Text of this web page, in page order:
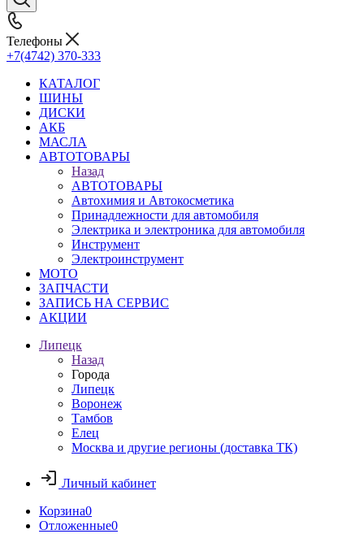
Телефоны
+7(4742) 370-333
КАТАЛОГ
ШИНЫ
ДИСКИ
АКБ
МАСЛА
АВТОТОВАРЫ
Назад
АВТОТОВАРЫ
Автохимия и Автокосметика
Принадлежности для автомобиля
Электрика и электроника для автомобиля
Инструмент
Электроинструмент
МОТО
ЗАПЧАСТИ
ЗАПИСЬ НА СЕРВИС
АКЦИИ
Липецк
Назад
Города
Липецк
Воронеж
Тамбов
Елец
Москва и другие регионы (доставка ТК)
Личный кабинет
Корзина0
Отложенные0